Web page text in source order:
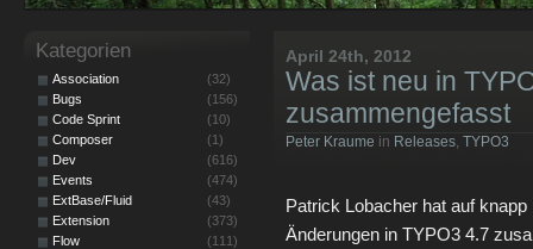
April 24th, 2012
Was ist neu in
zusammengefasst
Peter Kraume in Releases, TYPO3
Patrick Lobacher hat auf
Änderungen in TYPO3 4.7
Kategorien
Association
(32)
Bugs
(156)
Code Sprint
(10)
Composer
(1)
Dev
(616)
Events
(474)
ExtBase/Fluid
(43)
Extension
(373)
Flow
(111)